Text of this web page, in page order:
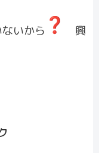
いから
興